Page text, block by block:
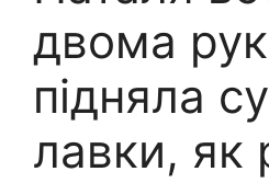
двома
підняла
лавки, як